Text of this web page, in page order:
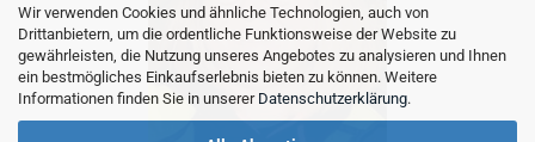
Wir verwenden Cookies und ähnliche Technologien, auch von
Drittanbietern, um die ordentliche Funktionsweise der Website zu
gewährleisten, die Nutzung unseres Angebotes zu analysieren und Ihnen
ein bestmögliches Einkaufserlebnis bieten zu können. Weitere
Informationen finden Sie in unserer Datenschutzerklärung.